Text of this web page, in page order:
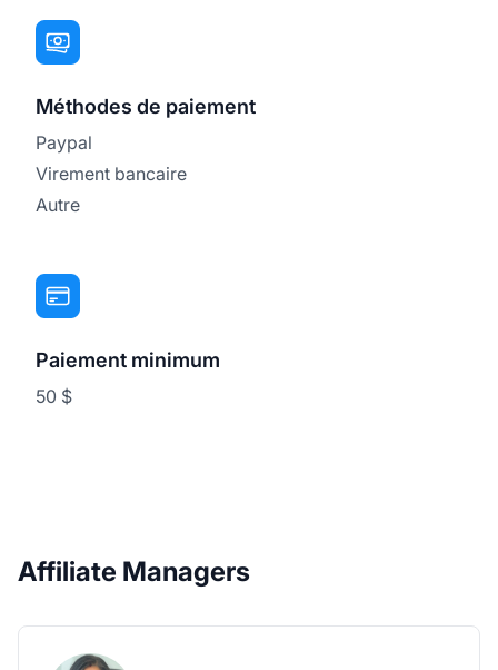
Méthodes de paiement
Paypal
Virement bancaire
Autre
Paiement minimum
50 $
Affiliate Managers